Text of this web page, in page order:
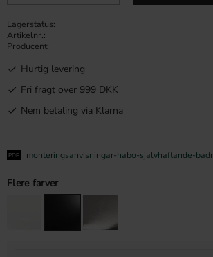
Lagerstatus
Artikelnr.
Producent
Hurtig levering
Fri fragt over 999 DKK
Nem betaling via Klarna
monteringsanvisningar-habo-sjalvhaftande-
Flere farver